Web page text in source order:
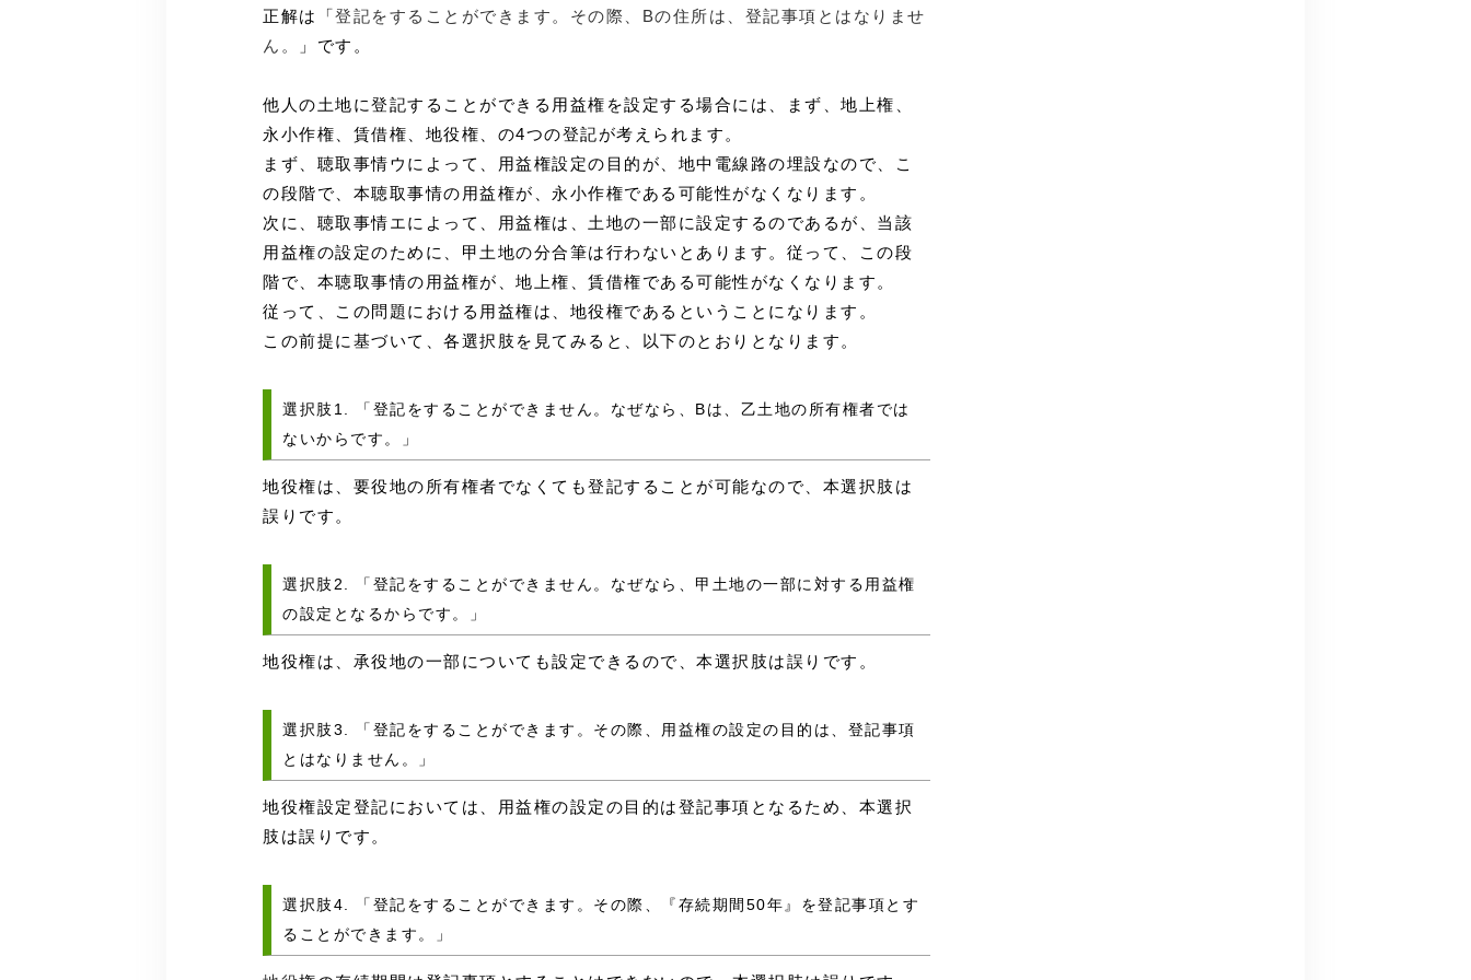
正解は「登記をすることができます。その際、Bの住所は、登記事項とはなりませ
ん。
」です。
他人の土地に登記することができる用益権を設定する場合には、まず、地上権、
永小作権、賃借権、地役権、の4つの登記が考えられます。
まず、聴取事情ウによって、用益権設定の目的が、地中電線路の埋設なので、こ
の段階で、本聴取事情の用益権が、永小作権である可能性がなくなります。
次に、聴取事情エによって、用益権は、土地の一部に設定するのであるが、当該
用益権の設定のために、甲土地の分合筆は行わないとあります。従って、この段
階で、本聴取事情の用益権が、地上権、賃借権である可能性がなくなります。
従って、この問題における用益権は、地役権であるということになります。
この前提に基づいて、各選択肢を見てみると、以下のとおりとなります。
選択肢1. 「登記をすることができません。なぜなら、Bは、乙土地の所有権者では
ないからです。」
地役権は、要役地の所有権者でなくても登記することが可能なので、本選択肢は
誤りです。
選択肢2. 「登記をすることができません。なぜなら、甲土地の一部に対する用益権
の設定となるからです。」
地役権は、承役地の一部についても設定できるので、本選択肢は誤りです。
選択肢3. 「登記をすることができます。その際、用益権の設定の目的は、登記事項
とはなりません。」
地役権設定登記においては、用益権の設定の目的は登記事項となるため、本選択
肢は誤りです。
選択肢4. 「登記をすることができます。その際、『存続期間50年』を登記事項とす
ることができます。」